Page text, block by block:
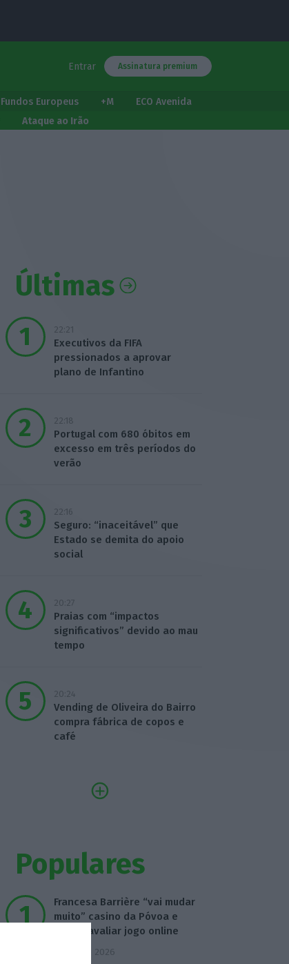
Entrar Assinatura premium
Fundos Europeus +M
ECO Avenida
Ataque ao Irão
Últimas
22:21
Executivos da FIFA
pressionados a aprovar
plano de Infantino
22:18
Portugal com 680 óbitos em
excesso em três períodos do
verão
22:16
Seguro: “inaceitável” que
Estado se demita do apoio
social
20:27
Praias com “impactos
significativos” devido ao mau
tempo
20:24
Vending de Oliveira do Bairro
compra fábrica de copos e
café
Populares
Francesa Barrière “vai mudar
muito” casino da Póvoa e
está a avaliar jogo online
2 Agosto 2026